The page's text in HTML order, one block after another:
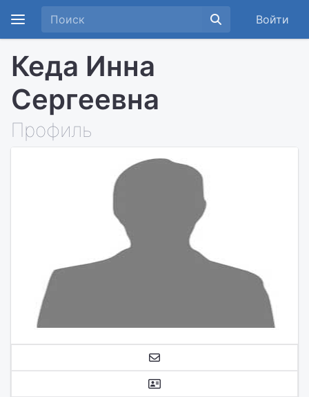
Войти
Кеда Инна
Сергеевна
Профиль